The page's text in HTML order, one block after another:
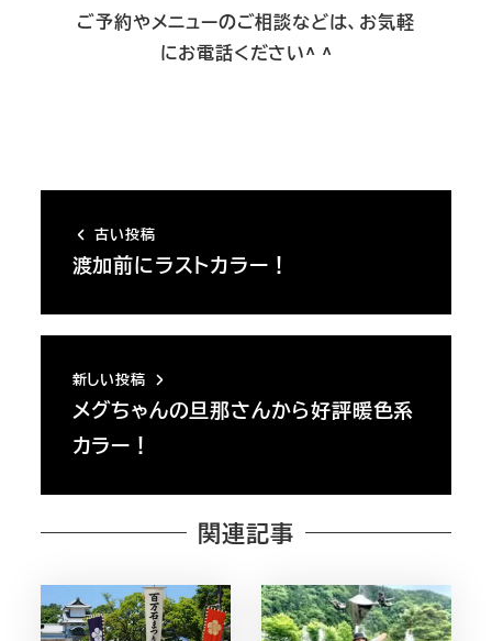
ご予約やメニューのご相談などは、お気軽
にお電話ください^ ^
古い投稿
渡加前にラストカラー！
新しい投稿
メグちゃんの旦那さんから好評暖色系
カラー！
関連記事